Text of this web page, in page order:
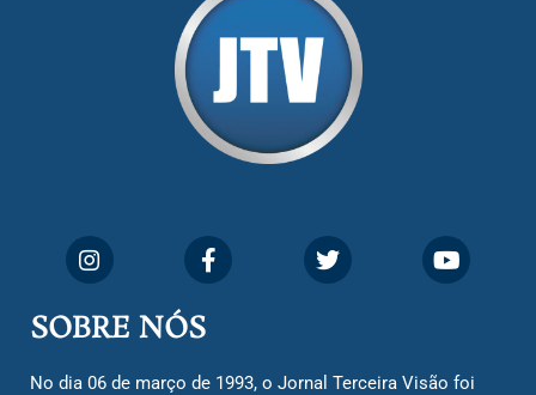
SOBRE NÓS
No dia 06 de março de 1993, o Jornal Terceira Visão foi